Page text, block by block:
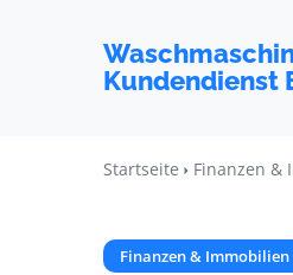
Kundendienst
Startseite Finanzen &
Finanzen & Immobilien